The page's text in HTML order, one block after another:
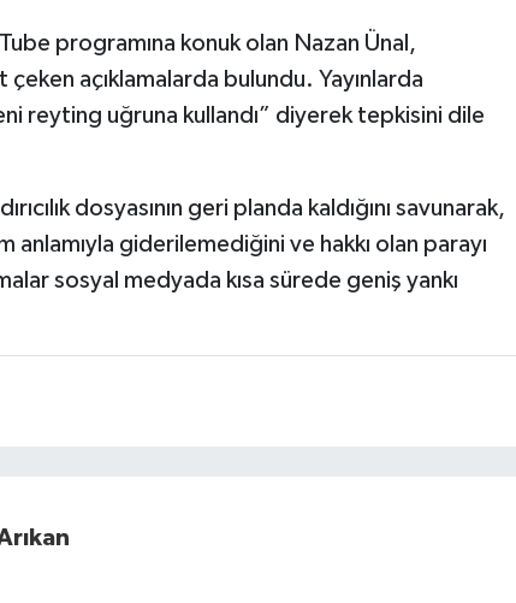
programına konuk olan Nazan Ünal,
açıklamalarda bulundu. Yayınlarda
reyting uğruna kullandı” diyerek tepkisini dile
dosyasının geri planda kaldığını savunarak,
giderilemediğini ve hakkı olan parayı
sosyal medyada kısa sürede geniş yankı